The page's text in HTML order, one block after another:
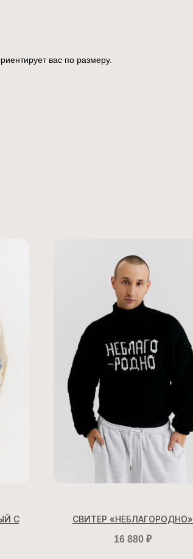
вас по размеру.
C
СВИТЕР «НЕБЛАГОРОДНО»
16 880 ₽